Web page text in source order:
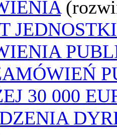
JEDNOSTKI
30 000